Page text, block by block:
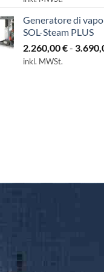
Generatore di
SOL-Steam PLUS
2.260,00€-
inkl. MWSt.